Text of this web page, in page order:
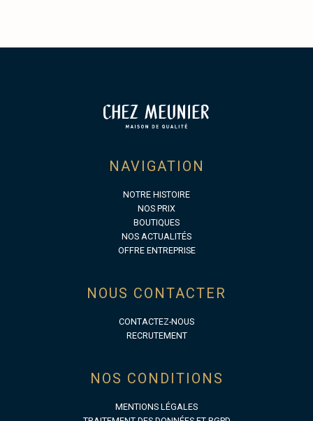
NAVIGATION
NOTRE HISTOIRE
NOS PRIX
BOUTIQUES
NOS ACTUALITÉS
OFFRE ENTREPRISE
NOUS CONTACTER
CONTACTEZ-NOUS
RECRUTEMENT
NOS CONDITIONS
MENTIONS LÉGALES